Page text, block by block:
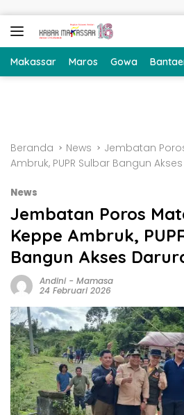
Makassar Maros Gowa
Beranda News
Jembatan
Ambruk, PUPR Sulbar Bangun
News
Jembatan Poros
Keppe Ambruk,
Bangun Akses
Andini- Mamasa
24 Februari 2026